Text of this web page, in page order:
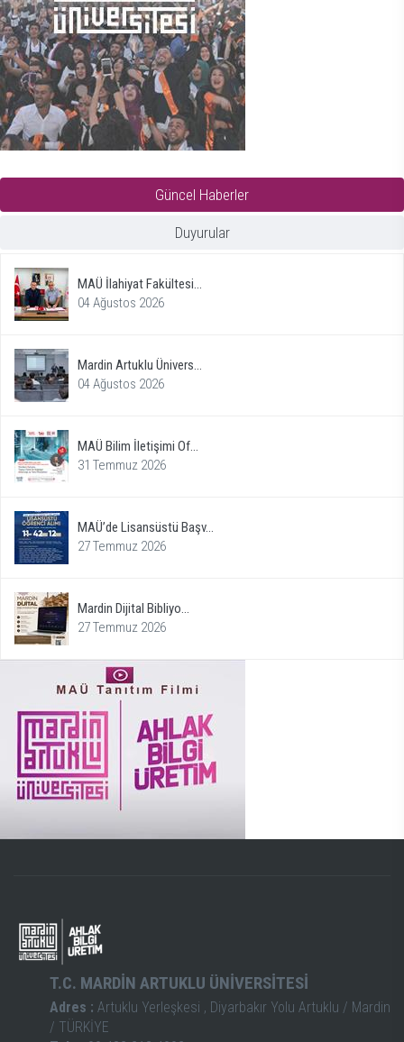
Güncel Haberler
Duyurular
MAÜ İlahiyat Fakültesi...
04 Ağustos 2026
Mardin Artuklu Ünivers...
04 Ağustos 2026
MAÜ Bilim İletişimi Of...
31 Temmuz 2026
MAÜ’de Lisansüstü Başv...
27 Temmuz 2026
Mardin Dijital Bibliyo...
27 Temmuz 2026
T.C. MARDİN ARTUKLU ÜNİVERSİTESİ
Adres : Artuklu Yerleşkesi , Diyarbakır Yolu Artuklu / Mardin
/ TÜRKİYE